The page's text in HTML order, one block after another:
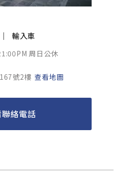
輸入車
周日公休
號2樓 查看地圖
聯絡電話